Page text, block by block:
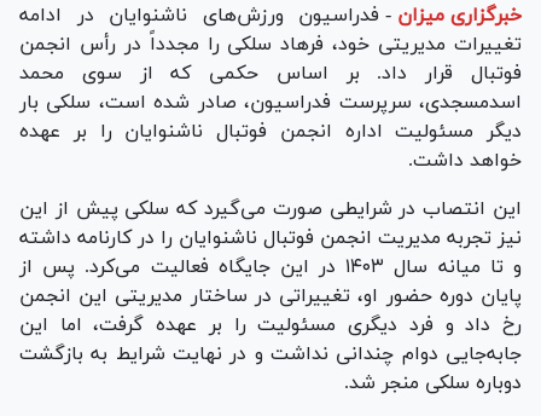
خبرگزاری میزان - فدراسیون ورزش‌های ناشنوایان در ادامه
تغییرات مدیریتی خود، فرهاد سلکی را مجدداً در رأس انجمن
فوتبال قرار داد. بر اساس حکمی که از سوی محمد
اسدمسجدی، سرپرست فدراسیون، صادر شده است، سلکی بار
دیگر مسئولیت اداره انجمن فوتبال ناشنوایان را بر عهده
خواهد داشت.
این انتصاب در شرایطی صورت می‌گیرد که سلکی پیش از این
نیز تجربه مدیریت انجمن فوتبال ناشنوایان را در کارنامه داشته
و تا میانه سال ۱۴۰۳ در این جایگاه فعالیت می‌کرد. پس از
پایان دوره حضور او، تغییراتی در ساختار مدیریتی این انجمن
رخ داد و فرد دیگری مسئولیت را بر عهده گرفت، اما این
جابه‌جایی دوام چندانی نداشت و در نهایت شرایط به بازگشت
دوباره سلکی منجر شد.